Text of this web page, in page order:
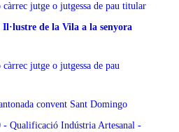
jutge o jutgessa de pau titular
de la Vila a la senyora
jutge o jutgessa de pau
convent Sant Domingo
Qualificació Indústria Artesanal -